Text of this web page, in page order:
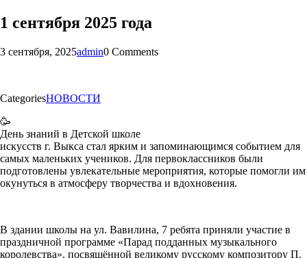
1 сентября 2025 года
3 сентября, 2025admin0 Comments
CategoriesНОВОСТИ
🥳
День знаний в Детской школе
искусств г. Выкса стал ярким и запоминающимся событием для
самых маленьких учеников. Для первоклассников были
подготовлены увлекательные мероприятия, которые помогли им
окунуться в атмосферу творчества и вдохновения.
В здании школы на ул. Вавилина, 7 ребята приняли участие в
праздничной программе «Парад подданных музыкального
королевства», посвящённой великому русскому композитору П.